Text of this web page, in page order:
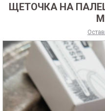
ЩЕТОЧКА НА